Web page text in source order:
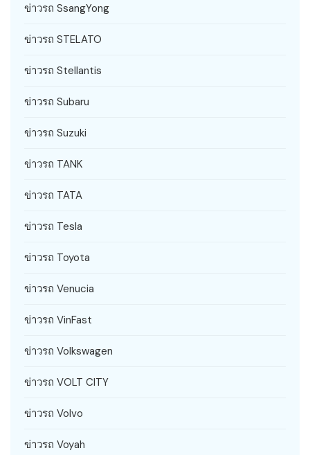
ข่าวรถ SsangYong
ข่าวรถ STELATO
ข่าวรถ Stellantis
ข่าวรถ Subaru
ข่าวรถ Suzuki
ข่าวรถ TANK
ข่าวรถ TATA
ข่าวรถ Tesla
ข่าวรถ Toyota
ข่าวรถ Venucia
ข่าวรถ VinFast
ข่าวรถ Volkswagen
ข่าวรถ VOLT CITY
ข่าวรถ Volvo
ข่าวรถ Voyah